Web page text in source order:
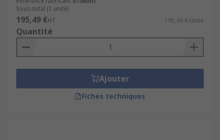
Sous-total (1 unité)
195,49 €HT 195,49 €/unité
Quantité
Ajouter
Fiches techniques